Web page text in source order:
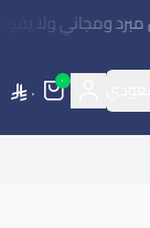
ومجاني ولا
٠ ٠